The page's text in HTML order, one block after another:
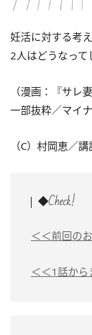
妊活に対する考
2人はどうなっ
（漫画：『サレ
一部抜粋／マイ
（C）村岡恵／
◆Check!
＜＜前回の
＜＜1話か